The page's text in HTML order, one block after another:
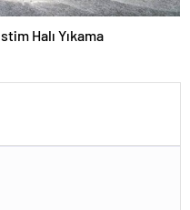
Halı Yıkama